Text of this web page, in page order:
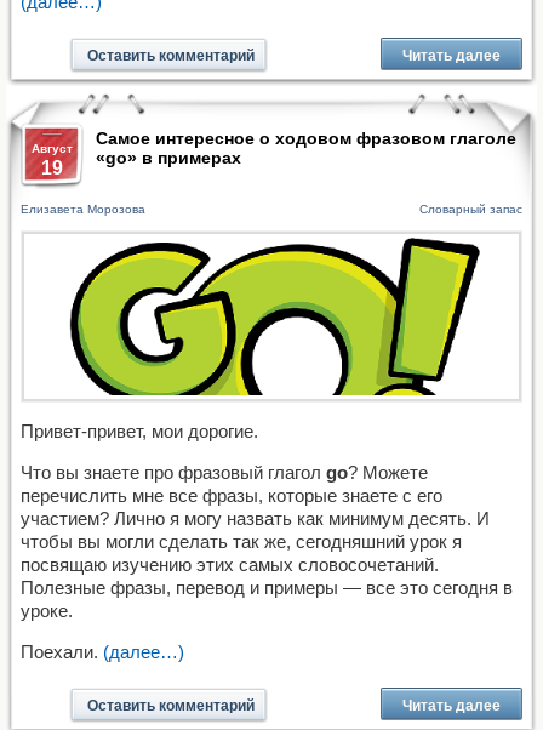
Оставить комментарий Читать далее
Август
19
Самое интересное о ходовом фразовом глаголе
«go» в примерах
Елизавета Морозова Словарный запас
Привет-привет, мои дорогие.
Что вы знаете про фразовый глагол go? Можете
перечислить мне все фразы, которые знаете с его
участием? Лично я могу назвать как минимум десять. И
чтобы вы могли сделать так же, сегодняшний урок я
посвящаю изучению этих самых словосочетаний.
Полезные фразы, перевод и примеры — все это сегодня в
уроке.
Поехали. (далее…)
Оставить комментарий Читать далее